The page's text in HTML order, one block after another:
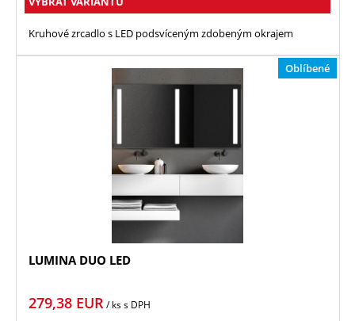
Kruhové zrcadlo s LED podsvíceným zdobeným okrajem
Oblíbené
LUMINA DUO LED
279,38 EUR/ kss DPH